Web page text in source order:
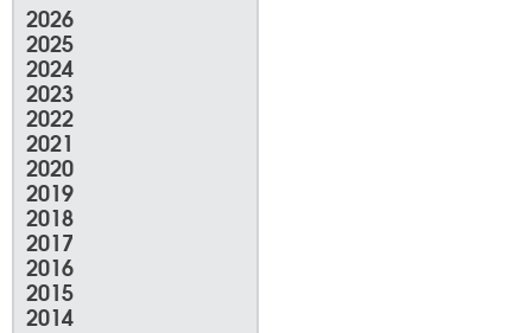
2026
2025
2024
2023
2022
2021
2020
2019
2018
2017
2016
2015
2014